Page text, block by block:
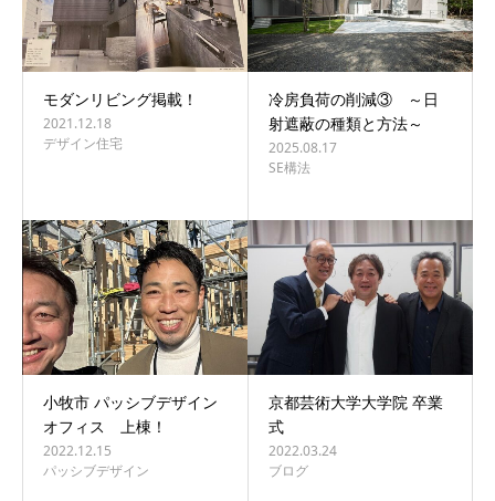
モダンリビング掲載！
2021.12.18
デザイン住宅
冷房負荷の削減③ ～日
射遮蔽の種類と方法～
2025.08.17
SE構法
小牧市 パッシブデザイン
オフィス 上棟！
2022.12.15
パッシブデザイン
京都芸術大学大学院 卒業
式
2022.03.24
ブログ